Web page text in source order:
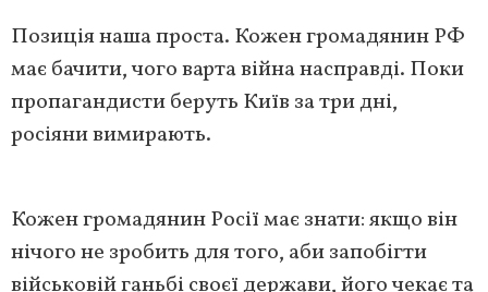
Позиція наша проста. Кожен громадянин РФ
має бачити, чого варта війна насправді. Поки
пропагандисти беруть Київ за три дні,
росіяни вимирають.
Кожен громадянин Росії має знати: якщо він
нічого не зробить для того, аби запобігти